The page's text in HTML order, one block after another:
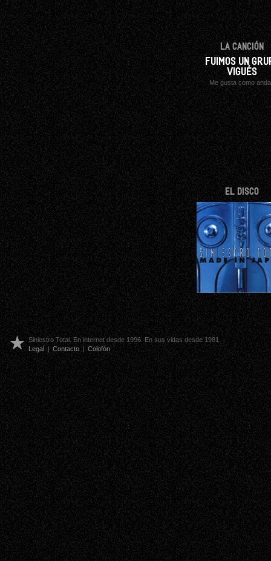
LA CANCIÓN
FUIMOS UN
VIGUÉS
Me gusta como
EL DISCO
Siniestro Total. En internet desde 1996. En sus vidas desde 1981.
Legal | Contacto | Colofón